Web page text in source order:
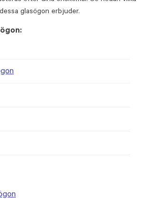
glasögon erbjuder.